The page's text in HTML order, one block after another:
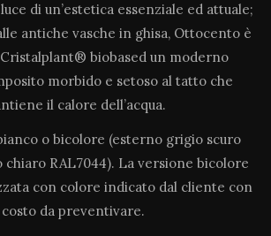
di un’estetica essenziale ed attuale;
antiche vasche in ghisa, Ottocento è
biobased un moderno
morbido e setoso al tatto che
il calore dell’acqua.
o bicolore (esterno grigio scuro
chiaro RAL7044). La versione bicolore
con colore indicato dal cliente con
costo da preventivare.